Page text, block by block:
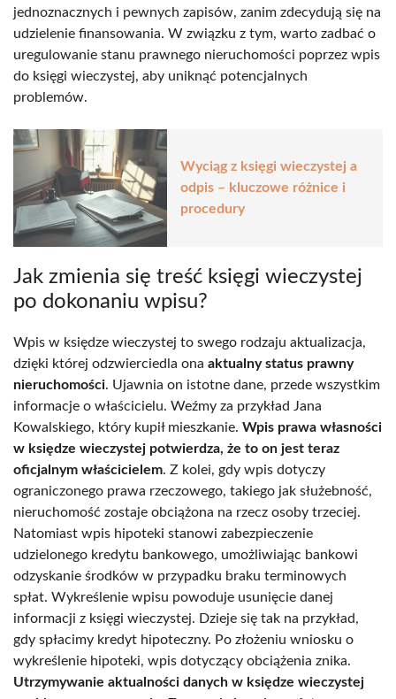
jednoznacznych i pewnych zapisów, zanim zdecydują się na
udzielenie finansowania. W związku z tym, warto zadbać o
uregulowanie stanu prawnego nieruchomości poprzez wpis
do księgi wieczystej, aby uniknąć potencjalnych
problemów.
Wyciąg z księgi wieczystej a
odpis – kluczowe różnice i
procedury
Jak zmienia się treść księgi wieczystej
po dokonaniu wpisu?
Wpis w księdze wieczystej to swego rodzaju aktualizacja,
dzięki której odzwierciedla ona aktualny status prawny
nieruchomości. Ujawnia on istotne dane, przede wszystkim
informacje o właścicielu. Weźmy za przykład Jana
Kowalskiego, który kupił mieszkanie. Wpis prawa własności
w księdze wieczystej potwierdza, że to on jest teraz
oficjalnym właścicielem. Z kolei, gdy wpis dotyczy
ograniczonego prawa rzeczowego, takiego jak służebność,
nieruchomość zostaje obciążona na rzecz osoby trzeciej.
Natomiast wpis hipoteki stanowi zabezpieczenie
udzielonego kredytu bankowego, umożliwiając bankowi
odzyskanie środków w przypadku braku terminowych
spłat. Wykreślenie wpisu powoduje usunięcie danej
informacji z księgi wieczystej. Dzieje się tak na przykład,
gdy spłacimy kredyt hipoteczny. Po złożeniu wniosku o
wykreślenie hipoteki, wpis dotyczący obciążenia znika.
Utrzymywanie aktualności danych w księdze wieczystej